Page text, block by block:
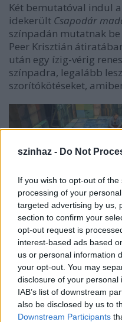
szinhaz - Do Not
If you wish to opt-out of
processing of your
targeted advertising by us,
section to confirm your
opt-out request is
interest-based ads based
us or personal information
your opt-out. You may
disclosure of your
IAB’s list of downstream
also be disclosed by us to
Downstream Participants
Két bemutatóval indul
idekerült Csapodár
színpadán mutatnak be
Peer Krisztián
után egy ízig-vérig
színpadra, legalább
szorítókötéseket,
A Radnóti Tesla Labor,
alatt szeptember
várja nézőit.
szöveget a színészek
Korunk problémáját
létezése miként borít